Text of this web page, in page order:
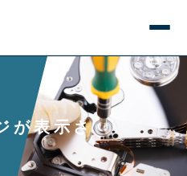
が表⽰さ